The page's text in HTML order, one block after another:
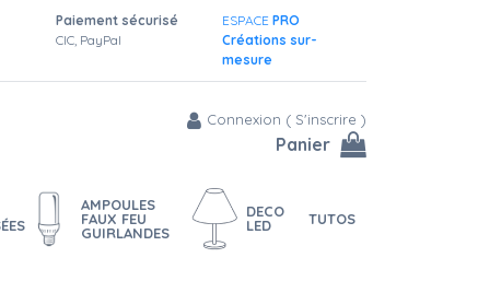
Paiement sécurisé
CIC, PayPal
ESPACE PRO
Créations sur-
mesure
Connexion ( S'inscrire )
Panier
AMPOULES
FAUX FEU
GUIRLANDES
DECO
LED
TUTOS